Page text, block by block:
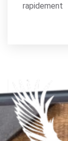
rapidement